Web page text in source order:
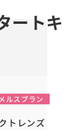
ートキ
メルスプラン
トレンズ